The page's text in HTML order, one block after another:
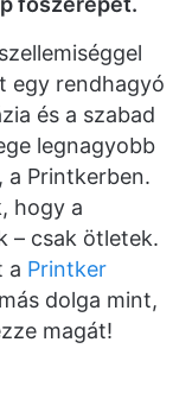
egy rendhagyó
és a szabad
legnagyobb
a Printkerben.
hogy a
– csak ötletek.
a Printker
dolga mint,
magát!